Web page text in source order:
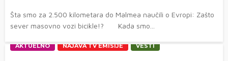
Šta smo za 2.500 kilometara do Malmea naučili o Evropi: Zašto
sever masovno vozi bicikle!? Kada smo...
AKTUELNO NAJAVA TV EMISIJE VESTI